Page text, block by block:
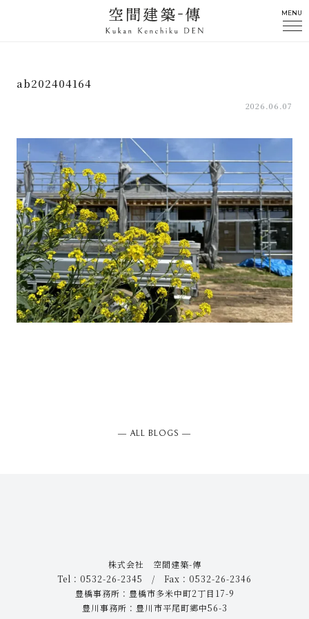
MENU
ab202404164
2026.06.07
― ALL BLOGS ―
株式会社 空間建築-傳
Tel：0532-26-2345 / Fax：0532-26-2346
豊橋事務所：豊橋市多米中町2丁目17-9
豊川事務所：豊川市平尾町郷中56-3